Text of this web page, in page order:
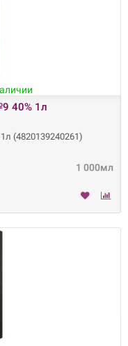
40% 1л
(4820139240261)
1 000мл